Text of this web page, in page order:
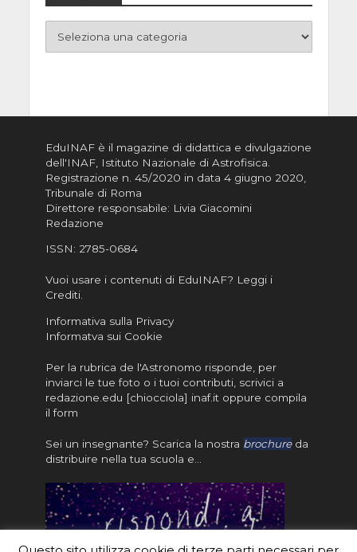
EduINAF è il magazine di didattica e divulgazione
dell'INAF, Istituto Nazionale di Astrofisica
Registrazione n. 45/2020 in data 4 giugno 2020,
Tribunale di Roma
Direttore responsabile: Livia Giacomini
Redazione
ISSN: 2785-0684
Vuoi usare i contenuti di EduINAF? Leggi i
Crediti.
Informativa sulla Privacy
Informatva sui Cookie
Per la rubrica de l'Astronomo risponde, per
inviarci le tue foto o i tuoi contributi, scrivici a
redazione.edu [chiocciola] inaf.it oppure compila
il form
Sei un insegnante? Scarica la nostra brochureda
distribuire nella tua scuola e…